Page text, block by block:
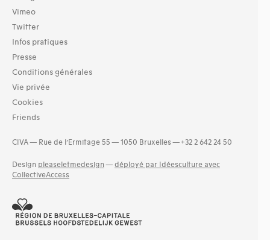
Vimeo
Twitter
Infos pratiques
Presse
Conditions générales
Vie privée
Cookies
Friends
CIVA — Rue de l’Ermitage 55 — 1050 Bruxelles — +32 2 642 24 50
Design pleaseletmedesign — déployé par Idéesculture avec
CollectiveAccess